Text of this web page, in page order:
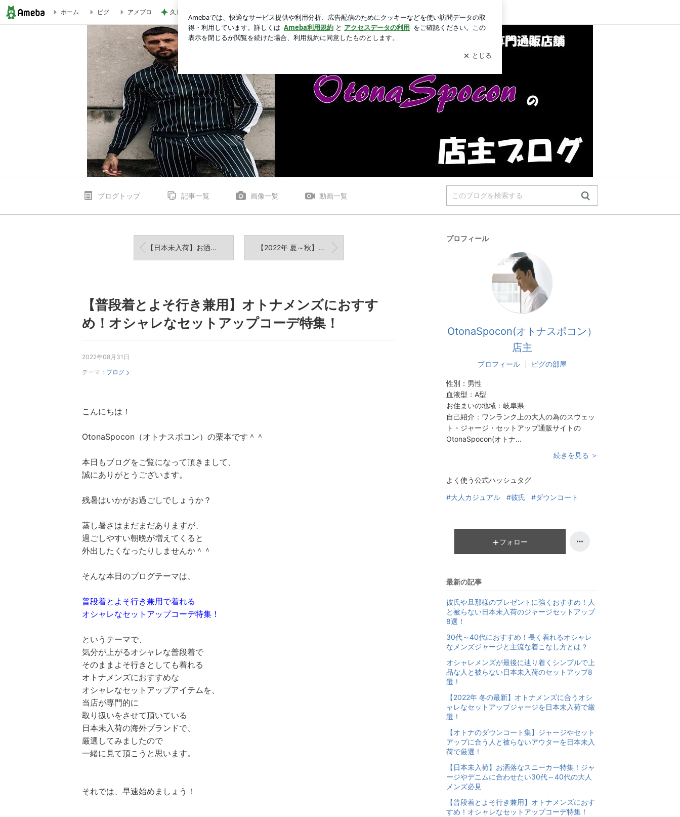
【普段着とよそ行き兼用】オトナメンズにおすすめ！オシャレなセットアップコーデ特集！ | OtonaSpocon(オトナスポコン）の店主日記
ホーム ピグ アメブロ 久しぶりに食べたプリンの残念なこと 新規登録 ログイン
ブログトップ 記事一覧 画像一覧 動画一覧
【日本未入荷】お洒落なスニーカー特集！ジャージやデニムに合わせたい30代～40代の大人メンズ必見 【2022年 夏～秋】オシャレなジムウェア&普段着特集！人と被らない日本未入荷ブランドで厳選！
【普段着とよそ行き兼用】オトナメンズにおすす
め！オシャレなセットアップコーデ特集！
2022年08月31日
テーマ： ブログ
こんにちは！
OtonaSpocon（オトナスポコン）の栗本です＾＾
本日もブログをご覧になって頂きまして、
誠にありがとうございます。
残暑はいかがお過ごしでしょうか？
蒸し暑さはまだまだありますが、
過ごしやすい朝晩が増えてくると
外出したくなったりしませんか＾＾
そんな本日のブログテーマは、
普段着とよそ行き兼用で着れる
オシャレなセットアップコーデ特集！
というテーマで、
気分が上がるオシャレな普段着で
そのままよそ行きとしても着れる
オトナメンズにおすすめな
オシャレなセットアップアイテムを、
当店が専門的に
取り扱いをさせて頂いている
日本未入荷の海外ブランドで、
厳選してみましたので
一緒に見て頂こうと思います。
それでは、早速始めましょう！
プロフィール
OtonaSpocon(オトナスポコン）
店主
プロフィール ピグの部屋
性別： 男性
血液型： A型
お住まいの地域： 岐阜県
自己紹介： ワンランク上の大人の為のスウェッ
ト・ジャージ・セットアップ通販サイトの
OtonaSpocon(オトナ...
続きを見る ＞
よく使う公式ハッシュタグ
#大人カジュアル #彼氏 #ダウンコート
フォロー
最新の記事
彼氏や旦那様のプレゼントに強くおすすめ！人
と被らない日本未入荷のジャージセットアップ
8選！
30代～40代におすすめ！長く着れるオシャレ
なメンズジャージと主流な着こなし方とは？
オシャレメンズが最後に辿り着くシンプルで上
品な人と被らない日本未入荷のセットアップ8
選！
【2022年 冬の最新】オトナメンズに合うオシ
ャレなセットアップジャージを日本未入荷で厳
選！
【オトナのダウンコート集】ジャージやセット
アップに合う人と被らないアウターを日本未入
荷で厳選！
【日本未入荷】お洒落なスニーカー特集！ジャ
ージやデニムに合わせたい30代～40代の大人
メンズ必見
【普段着とよそ行き兼用】オトナメンズにおす
すめ！オシャレなセットアップコーデ特集！